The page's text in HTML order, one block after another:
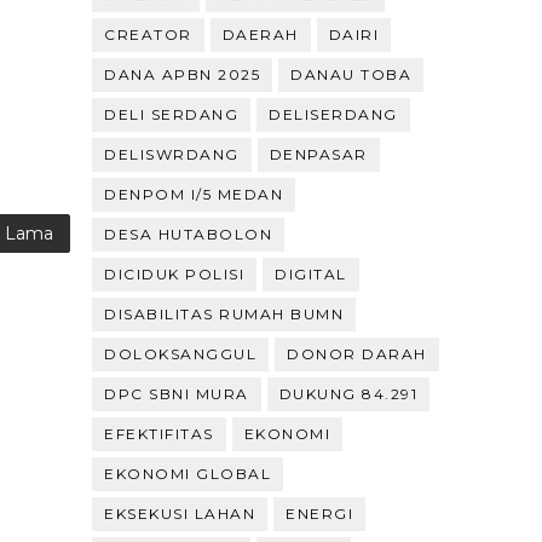
Lama
CREATOR DAERAH DAIRI
DANA APBN 2025 DANAU TOBA
DELI SERDANG DELISERDANG
DELISWRDANG DENPASAR
DENPOM I/5 MEDAN
DESA HUTABOLON
DICIDUK POLISI DIGITAL
DISABILITAS RUMAH BUMN
DOLOKSANGGUL DONOR DARAH
DPC SBNI MURA DUKUNG 84.291
EFEKTIFITAS EKONOMI
EKONOMI GLOBAL
EKSEKUSI LAHAN ENERGI